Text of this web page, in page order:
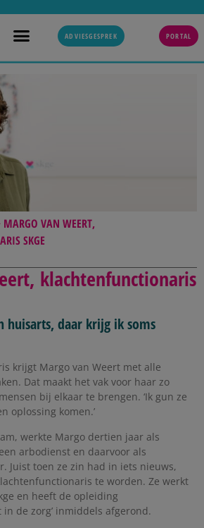
ADVIESGESPREK PORTAL
MARGO VAN WEERT,
SKGE
klachtenfunctionaris
huisarts, daar krijg ik soms
krijgt Margo van Weert met alle
Dat maakt het vak voor haar zo
bij elkaar te brengen. ‘Ik gun ze
oplossing komen.’
werkte Margo dertien jaar als
arbodienst en daarvoor als
Juist toen ze zin had in iets nieuws,
te worden. Ze werkt
en heeft de opleiding
in de zorg’ inmiddels afgerond.